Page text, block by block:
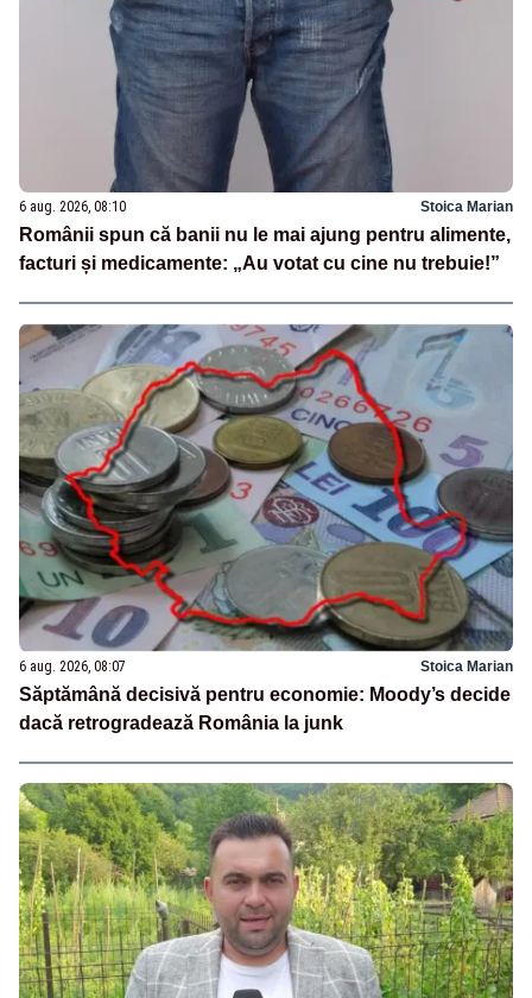
6 aug. 2026, 08:10 Stoica Marian
Românii spun că banii nu le mai ajung pentru alimente,
facturi și medicamente: „Au votat cu cine nu trebuie!”
6 aug. 2026, 08:07 Stoica Marian
Săptămână decisivă pentru economie: Moody’s decide
dacă retrogradează România la junk